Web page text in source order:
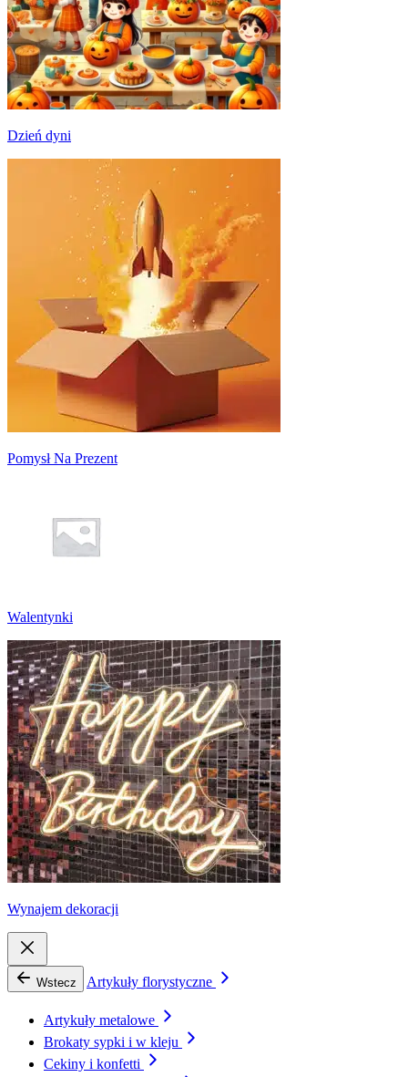
Dzień dyni
Pomysł Na Prezent
Walentynki
Wynajem dekoracji
Wstecz Artykuły florystyczne
Artykuły metalowe
Brokaty sypki i w kleju
Cekiny i konfetti